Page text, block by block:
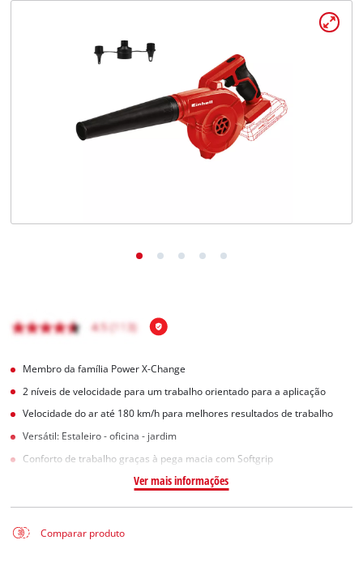
Português
Membro da família Power X-Change
2 níveis de velocidade para um trabalho orientado para a aplicação
Velocidade do ar até 180 km/h para melhores resultados de trabalho
Versátil: Estaleiro - oficina - jardim
Conforto de trabalho graças à pega macia com Softgrip
Ver mais informações
Comparar produto